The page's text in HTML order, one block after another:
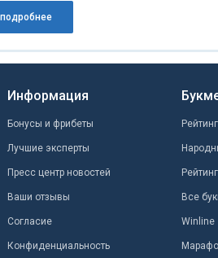
Информация
Бонусы и фрибеты
Лучшие эксперты
Пресс центр новостей
Ваши отзывы
Согласие
Конфиденциальность
Все
Winline